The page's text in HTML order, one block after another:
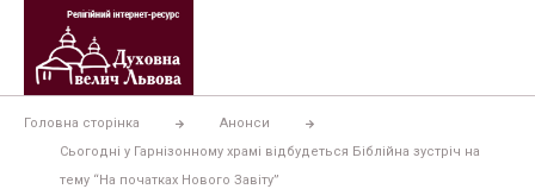
Перейти
вмісту
Головна сторінка
Анонси
Сьогодні у Гарнізонному храмі відбудеться Біблійна зустріч на
тему “На початках Нового Завіту”